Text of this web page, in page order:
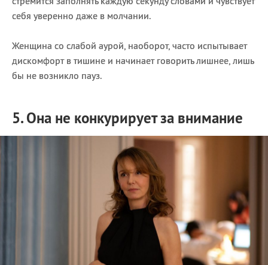
себя уверенно даже в молчании.
Женщина со слабой аурой, наоборот, часто испытывает
дискомфорт в тишине и начинает говорить лишнее, лишь
бы не возникло пауз.
5. Она не конкурирует за внимание